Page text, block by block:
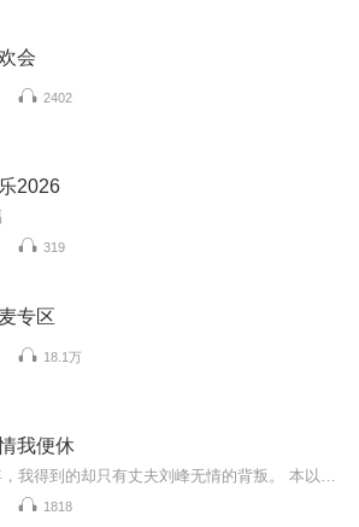
会
2402
2026
319
专区
18.1万
我便休
1818